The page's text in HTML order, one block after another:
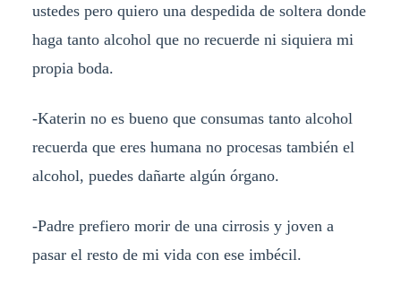
ustedes pero quiero una despedida de soltera donde
haga tanto alcohol que no recuerde ni siquiera mi
propia boda.
-Katerin no es bueno que consumas tanto alcohol
recuerda que eres humana no procesas también el
alcohol, puedes dañarte algún órgano.
-Padre prefiero morir de una cirrosis y joven a
pasar el resto de mi vida con ese imbécil.